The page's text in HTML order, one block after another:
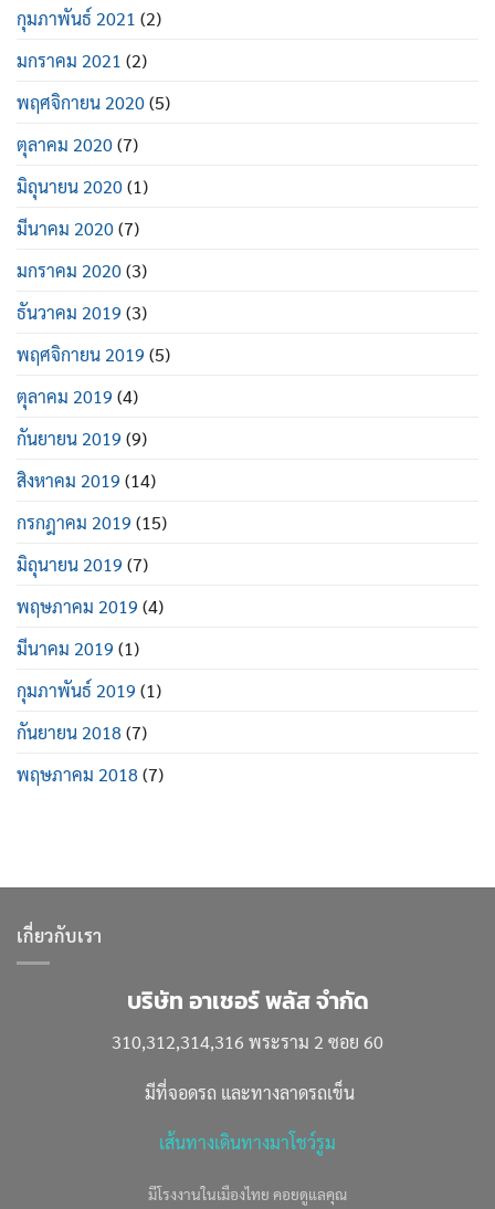
กุมภาพันธ์ 2021 (2)
มกราคม 2021 (2)
พฤศจิกายน 2020(5)
ตุลาคม 2020(7)
มิถุนายน 2020(1)
มีนาคม 2020(7)
มกราคม 2020(3)
ธันวาคม 2019 (3)
พฤศจิกายน 2019 (5)
ตุลาคม 2019 (4)
กันยายน 2019 (9)
สิงหาคม 2019 (14)
กรกฎาคม 2019 (15)
มิถุนายน 2019 (7)
พฤษภาคม 2019 (4)
มีนาคม 2019 (1)
กุมภาพันธ์ 2019 (1)
กันยายน 2018(7)
พฤษภาคม 2018(7)
เกี่ยวกับเรา
บริษัท อาเชอร์ พลัส จำกัด
310,312,314,316 พระราม 2 ซอย 60
มีที่จอดรถ และทางลาดรถเข็น
เส้นทางเดินทางมาโชว์รูม
มีโรงงานในเมืองไทย คอยดูแลคุณ